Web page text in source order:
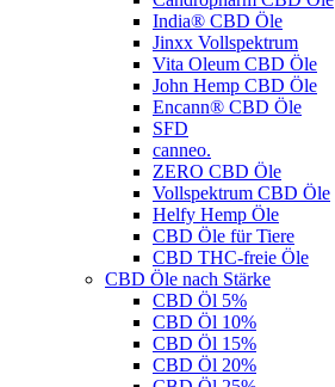
India® CBD Öle
Jinxx Vollspektrum
Vita Oleum CBD Öle
John Hemp CBD Öle
Encann® CBD Öle
SFD
canneo.
ZERO CBD Öle
Vollspektrum CBD Öle
Helfy Hemp Öle
CBD Öle für Tiere
CBD THC-freie Öle
CBD Öle nach Stärke
CBD Öl 5%
CBD Öl 10%
CBD Öl 15%
CBD Öl 20%